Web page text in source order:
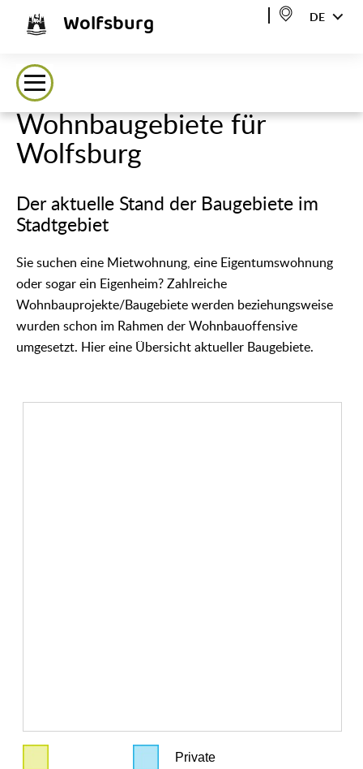
Wolfsburg DE
Wohnbaugebiete für
Wolfsburg
Der aktuelle Stand der Baugebiete im
Stadtgebiet
Sie suchen eine Mietwohnung, eine Eigentumswohnung
oder sogar ein Eigenheim? Zahlreiche
Wohnbauprojekte/Baugebiete werden beziehungsweise
wurden schon im Rahmen der Wohnbauoffensive
umgesetzt. Hier eine Übersicht aktueller Baugebiete.